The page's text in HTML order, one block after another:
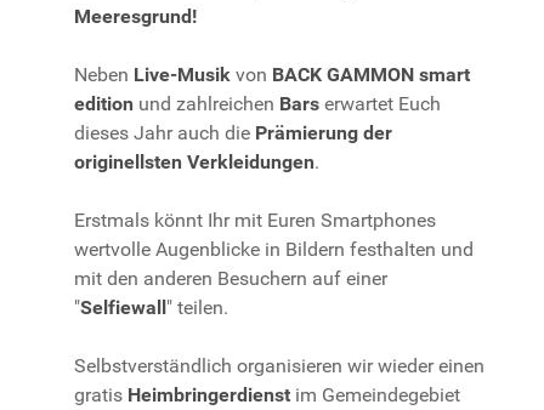
Meeresgrund!
Neben Live-Musik von BACK GAMMON smart
edition und zahlreichen Bars erwartet Euch
dieses Jahr auch die Prämierung der
originellsten Verkleidungen.
Erstmals könnt Ihr mit Euren Smartphones
wertvolle Augenblicke in Bildern festhalten und
mit den anderen Besuchern auf einer
"Selfiewall" teilen.
Selbstverständlich organisieren wir wieder einen
gratis Heimbringerdienst im Gemeindegebiet